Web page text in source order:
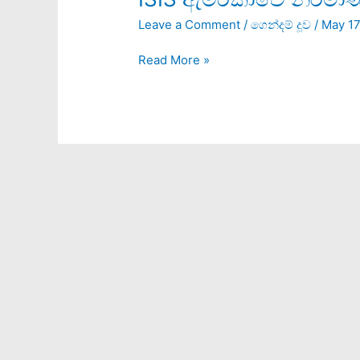
Leave a Comment /ගෙන්දම් දූව / May
ඇමරිකාවේ
නිර්මාණයක්ද?
Read More »